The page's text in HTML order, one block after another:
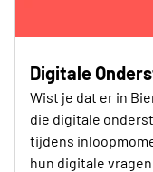
Digitale
Wist je dat er in
die digitale
tijdens
hun digitale